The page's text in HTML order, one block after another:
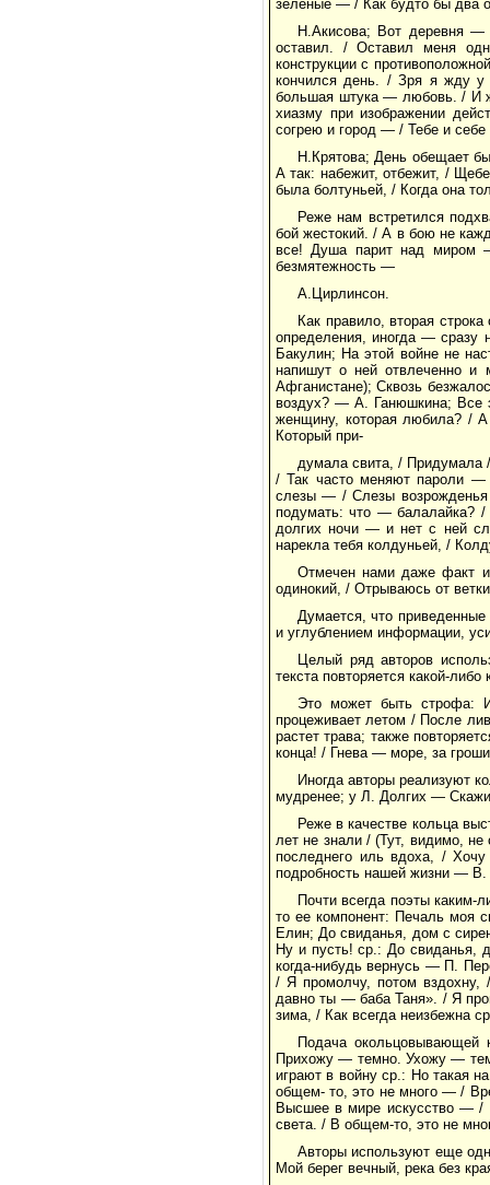
зеленые — / Как будто бы два
Н.Акисова; Вот деревня —
оставил. / Оставил меня
конструкции с
кончился день. / Зря я жду
большая штука — любовь. / И
хиазму при изображении
согрею и город — / Тебе и
Н.Крятова; День обещает
А так: набежит, отбежит, /
была болтуньей, / Когда она
Реже нам встретился
бой жестокий. / А в бою не
все! Душа парит над
безмятежность —
А.Цирлинсон.
Как правило, вторая
определения, иногда —
Бакулин; На этой войне не
напишут о ней отвлеченно
Афганистане); Сквозь
воздух? — А. Ганюшкина; Все
женщину, которая любила? /
Который при-
думала свита, / Придумала
/ Так часто меняют пароли —
слезы — / Слезы
подумать: что — балалайка?
долгих ночи — и нет с ней
нарекла тебя колдуньей, /
Отмечен нами даже факт
одинокий, / Отрываюсь от
Думается, что
и углублением информации,
Целый ряд авторов
текста повторяется какой-
Это может быть строфа:
процеживает летом / После
растет трава; также
конца! / Гнева — море, за
Иногда авторы реализуют
мудренее; у Л. Долгих —
Реже в качестве кольца
лет не знали / (Тут, видимо,
последнего иль вдоха, /
подробность нашей жизни —
Почти всегда поэты
то ее компонент: Печаль моя
Елин; До свиданья, дом с
Ну и пусть! ср.: До свиданья,
когда-нибудь вернусь — П.
/ Я промолчу, потом
давно ты — баба Таня». / Я
зима, / Как всегда неизбежна
Подача окольцовывающей
Прихожу — темно. Ухожу —
играют в войну ср.: Но такая
общем- то, это не много — /
Высшее в мире искусство — /
света. / В общем-то, это не
Авторы используют еще
Мой берег вечный, река без